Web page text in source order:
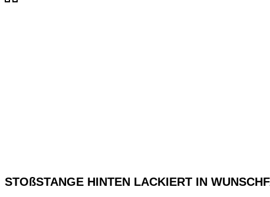
STOßSTANGE HINTEN LACKIERT IN